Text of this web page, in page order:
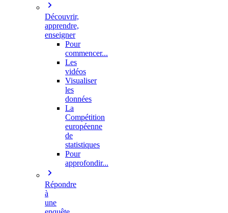
Découvrir,
apprendre,
enseigner
Pour
commencer...
Les
vidéos
Visualiser
les
données
La
Compétition
européenne
de
statistiques
Pour
approfondir...
Répondre
à
une